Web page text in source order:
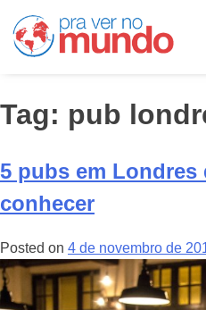
Tag: pub
5 pubs em Londres
conhecer
Posted on 4 de novembro de